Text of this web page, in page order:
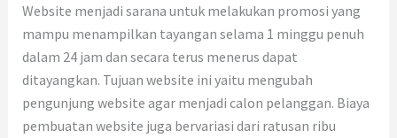
Website menjadi sarana untuk melakukan promosi yang
mampu menampilkan tayangan selama 1 minggu penuh
dalam 24 jam dan secara terus menerus dapat
ditayangkan. Tujuan website ini yaitu mengubah
pengunjung website agar menjadi calon pelanggan. Biaya
pembuatan website juga bervariasi dari ratusan ribu